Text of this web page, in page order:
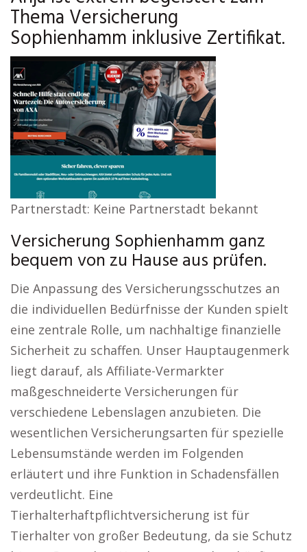
Thema Versicherung
Sophienhamm inklusive Zertifikat.
Partnerstadt: Keine Partnerstadt bekannt
Versicherung Sophienhamm ganz
bequem von zu Hause aus prüfen.
Die Anpassung des Versicherungsschutzes an
die individuellen Bedürfnisse der Kunden spielt
eine zentrale Rolle, um nachhaltige finanzielle
Sicherheit zu schaffen. Unser Hauptaugenmerk
liegt darauf, als Affiliate-Vermarkter
maßgeschneiderte Versicherungen für
verschiedene Lebenslagen anzubieten. Die
wesentlichen Versicherungsarten für spezielle
Lebensumstände werden im Folgenden
erläutert und ihre Funktion in Schadensfällen
verdeutlicht. Eine
Tierhalterhaftpflichtversicherung ist für
Tierhalter von großer Bedeutung, da sie Schutz